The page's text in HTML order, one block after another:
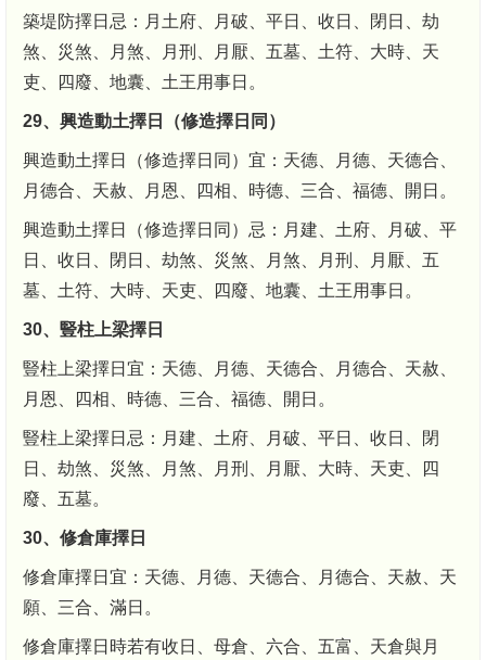
築堤防擇日忌：月土府、月破、平日、收日、閉日、劫
煞、災煞、月煞、月刑、月厭、五墓、土符、大時、天
吏、四廢、地囊、土王用事日。
29、興造動土擇日（修造擇日同）
興造動土擇日（修造擇日同）宜：天德、月德、天德合、
月德合、天赦、月恩、四相、時德、三合、福德、開日。
興造動土擇日（修造擇日同）忌：月建、土府、月破、平
日、收日、閉日、劫煞、災煞、月煞、月刑、月厭、五
墓、土符、大時、天吏、四廢、地囊、土王用事日。
30、豎柱上梁擇日
豎柱上梁擇日宜：天德、月德、天德合、月德合、天赦、
月恩、四相、時德、三合、福德、開日。
豎柱上梁擇日忌：月建、土府、月破、平日、收日、閉
日、劫煞、災煞、月煞、月刑、月厭、大時、天吏、四
廢、五墓。
30、修倉庫擇日
修倉庫擇日宜：天德、月德、天德合、月德合、天赦、天
願、三合、滿日。
修倉庫擇日時若有收日、母倉、六合、五富、天倉與月